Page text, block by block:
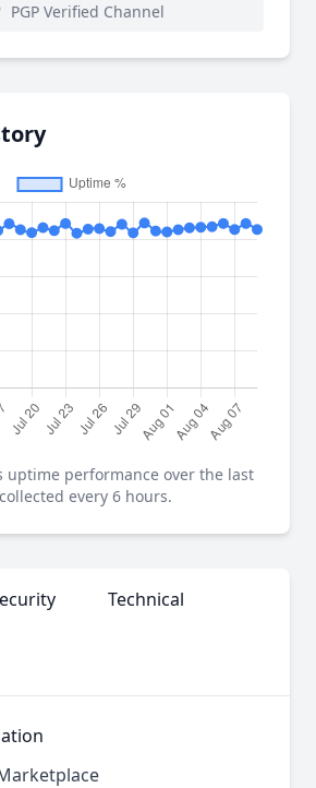
PGP Verified Channel
uptime performance over the last
every 6 hours.
Technical